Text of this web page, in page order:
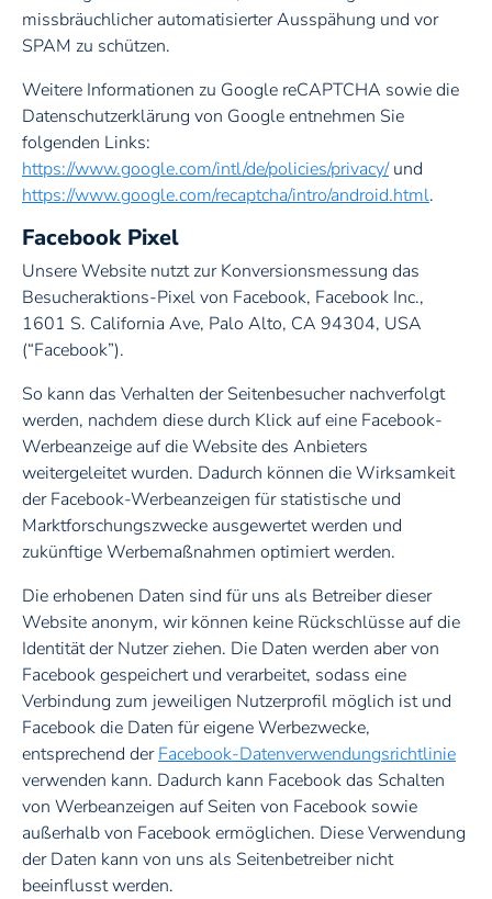
missbräuchlicher automatisierter Ausspähung und vor
SPAM zu schützen.
Weitere Informationen zu Google reCAPTCHA sowie die
Datenschutzerklärung von Google entnehmen Sie
folgenden Links:
https://www.google.com/intl/de/policies/privacy/und
https://www.google.com/recaptcha/intro/android.html.
Facebook Pixel
Unsere Website nutzt zur Konversionsmessung das
Besucheraktions-Pixel von Facebook, Facebook Inc.,
1601 S. California Ave, Palo Alto, CA 94304, USA
(“Facebook”).
So kann das Verhalten der Seitenbesucher nachverfolgt
werden, nachdem diese durch Klick auf eine Facebook-
Werbeanzeige auf die Website des Anbieters
weitergeleitet wurden. Dadurch können die Wirksamkeit
der Facebook-Werbeanzeigen für statistische und
Marktforschungszwecke ausgewertet werden und
zukünftige Werbemaßnahmen optimiert werden.
Die erhobenen Daten sind für uns als Betreiber dieser
Website anonym, wir können keine Rückschlüsse auf die
Identität der Nutzer ziehen. Die Daten werden aber von
Facebook gespeichert und verarbeitet, sodass eine
Verbindung zum jeweiligen Nutzerprofil möglich ist und
Facebook die Daten für eigene Werbezwecke,
entsprechend derFacebook-Datenverwendungsrichtlinie
verwenden kann. Dadurch kann Facebook das Schalten
von Werbeanzeigen auf Seiten von Facebook sowie
außerhalb von Facebook ermöglichen. Diese Verwendung
der Daten kann von uns als Seitenbetreiber nicht
beeinflusst werden.